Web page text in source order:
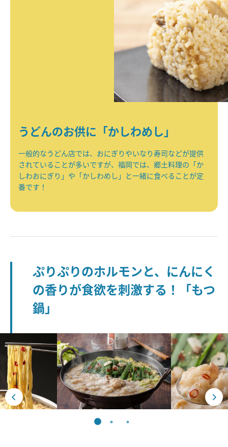
うどんのお供に「かしわめし」
一般的なうどん店では、おにぎりやいなり寿司などが提供
されていることが多いですが、福岡では、郷土料理の「か
しわおにぎり」や「かしわめし」と一緒に食べることが定
番です！
ぷりぷりのホルモンと、にんにく
の香りが食欲を刺激する！「もつ
鍋」